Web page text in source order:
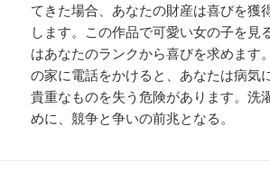
てきた場合、あなたの財産は喜びを獲
します。この作品で可愛い女の子を見
はあなたのランクから喜びを求めます
の家に電話をかけると、あなたは病気
貴重なものを失う危険があります。洗
めに、競争と争いの前兆となる。